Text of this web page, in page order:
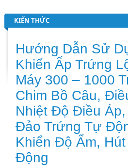
KIẾN THỨC
Hướng Dẫn Sử
Khiển Ấp Trứng
Máy 300 – 1000
Chim Bồ Câu,
Nhiệt Độ Điều
Đảo Trứng Tự
Khiển Độ Ẩm,
Động